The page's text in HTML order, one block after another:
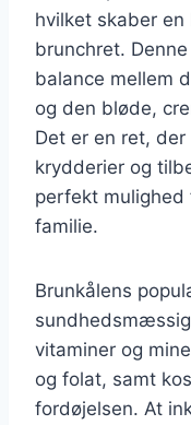
hvilket skaber
brunchret.
balance mellem
og den bløde,
Det er en ret,
krydderier og
perfekt mulighed
familie.
Brunkålens
vitaminer og
og folat, samt
fordøjelsen. At